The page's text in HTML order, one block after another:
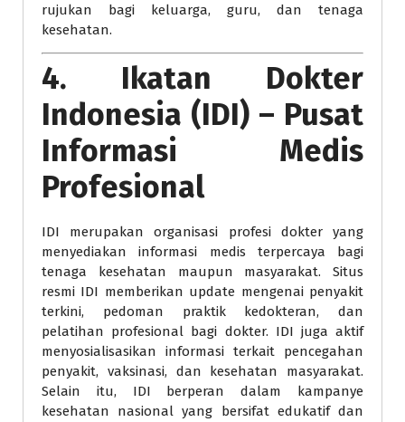
rujukan bagi keluarga, guru, dan tenaga
kesehatan.
4. Ikatan Dokter
Indonesia (IDI) – Pusat
Informasi Medis
Profesional
IDI merupakan organisasi profesi dokter yang
menyediakan informasi medis terpercaya bagi
tenaga kesehatan maupun masyarakat. Situs
resmi IDI memberikan update mengenai penyakit
terkini, pedoman praktik kedokteran, dan
pelatihan profesional bagi dokter. IDI juga aktif
menyosialisasikan informasi terkait pencegahan
penyakit, vaksinasi, dan kesehatan masyarakat.
Selain itu, IDI berperan dalam kampanye
kesehatan nasional yang bersifat edukatif dan